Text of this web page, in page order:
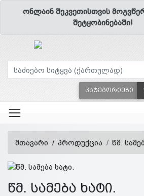
ონლაინ შეკვეთისთვის
შეტყობინებაში!
ᲙᲐᲢᲔᲒᲝᲠᲘᲔᲑᲘ
მთავარი პროდუქცია წმ.
წმ. სამება ხატი.